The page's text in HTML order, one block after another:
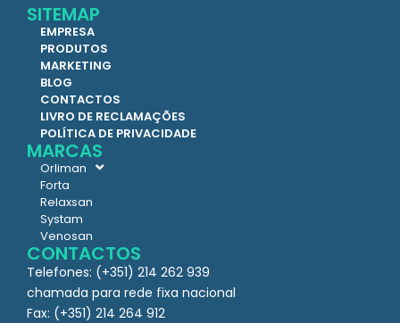
SITEMAP
EMPRESA
PRODUTOS
MARKETING
BLOG
CONTACTOS
LIVRO DE RECLAMAÇÕES
POLÍTICA DE PRIVACIDADE
MARCAS
Orliman
Forta
Relaxsan
Systam
Venosan
CONTACTOS
Telefones: (+351) 214 262 939
chamada para rede fixa nacional
Fax: (+351) 214 264 912